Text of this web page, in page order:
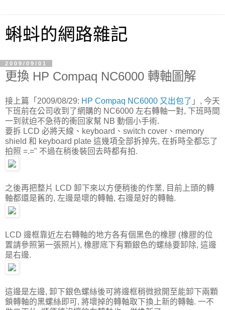
蝌蚪的網路雜記
2009/09/01
更換 HP Compaq NC6000 轉軸圖解
接上篇「2009/08/29: HP Compaq NC6000 又出包了 」, 今天
下班前在公司收到了網購的 NC6000 左右轉軸一對, 下班時間
一到就迫不急待的衝回家幫 NB 動個小手術.
要拆 LCD 必將天線、keyboard、switch cover、memory
shield 和 keyboard plate 這幾項全部拆掉先, 在拆時全都忘了
拍照 =.=" 不過在稍後裝回去時都有拍.
之後再把整片 LCD 卸下來以方便稍後的作業, 目前上頭的轉
軸都還是舊的, 左邊是壞的轉軸, 右邊是好的轉軸.
LCD 邊框靠近左右轉軸的地方各有個黑色的橡膠 (橡膠的位
置請參照第一張照片), 橡膠底下有顆銀色的螺絲要卸除, 這邊
是右邊.
這邊是左邊, 卸下銀色螺絲後可將邊框稍微掀開至能卸下兩顆
鎖轉軸的黑螺絲即可, 將壞掉的轉軸取下換上新的轉軸. 一不